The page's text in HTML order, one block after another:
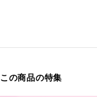
この商品の特集